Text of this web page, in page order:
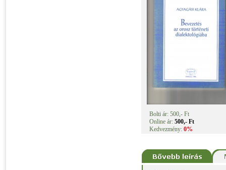
Bolti ár: 500,- Ft
Online ár: 500,- Ft
Kedvezmény: 0%